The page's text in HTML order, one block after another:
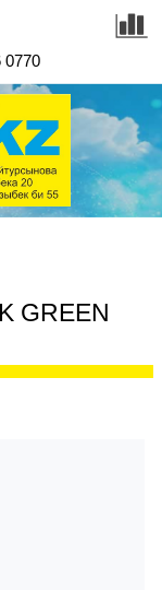
0770
GREEN